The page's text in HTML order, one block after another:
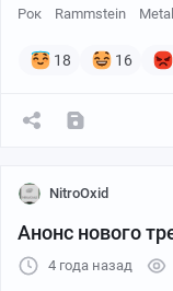
Рок Rammstein Metal
18 16
NitroOxid
Анонс нового
4 года назад